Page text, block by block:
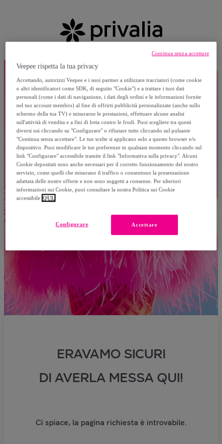
ERAVAMO SICURI
DI AVERLA MESSA QUI!
Ci spiace, la pagina richiesta è introvabile.
Veepee rispetta la tua privacy
Accettando, autorizzi Veepee e i suoi partner a utilizzare tracciatori (come cookie
o altri identificatori come SDK, di seguito "Cookie") e a trattare i tuoi dati
personali (come i dati di navigazione, i dati degli ordini e le informazioni fornite
nel tuo account membro) al fine di offrirti pubblicità personalizzate (anche sullo
schermo della tua TV) e misurarne le prestazioni, effettuare alcune analisi
sull'attività di vendita e a fini di lotta contro le frodi. Puoi scegliere tra questi
diversi usi cliccando su "Configurare" o rifiutare tutto cliccando sul pulsante
"Continua senza accettare". Le tue scelte si applicano solo a questo browser e/o
dispositivo. Puoi modificare le tue preferenze in qualsiasi momento cliccando sul
link "Configurare" accessibile tramite il link "Informativa sulla privacy". Alcuni
Cookie depositati sono anche necessari per il corretto funzionamento del nostro
servizio, come quelli che misurano il traffico o consentono la presentazione
adattata delle nostre offerte e non sono soggetti a consenso. Per ulteriori
informazioni sui Cookie, puoi consultare la nostra Politica sui Cookie
accessibile QUI.
Accettare
Configurare
Continua senza accettare